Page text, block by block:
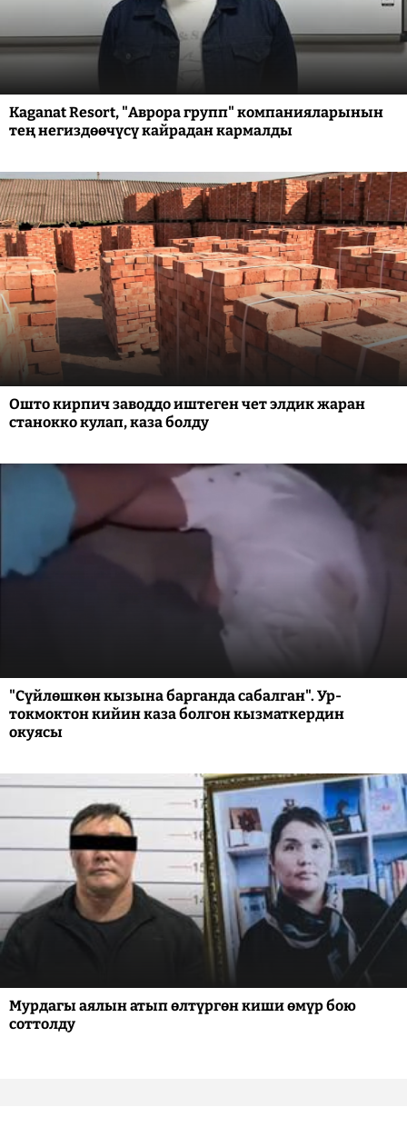
Kaganat Resort, "Аврора групп" компанияларынын
тең негиздөөчүсү кайрадан кармалды
Ошто кирпич заводдо иштеген чет элдик жаран
станокко кулап, каза болду
"Сүйлөшкөн кызына барганда сабалган". Ур-
токмоктон кийин каза болгон кызматкердин
окуясы
Мурдагы аялын атып өлтүргөн киши өмүр бою
соттолду